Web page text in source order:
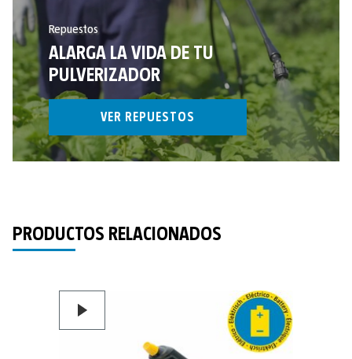
Repuestos
ALARGA LA VIDA DE TU
PULVERIZADOR
VER REPUESTOS
PRODUCTOS RELACIONADOS